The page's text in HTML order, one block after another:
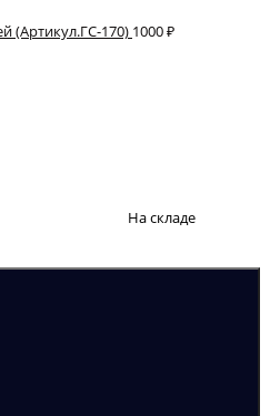
(Артикул.ГС-170) 1000 ₽
На складе